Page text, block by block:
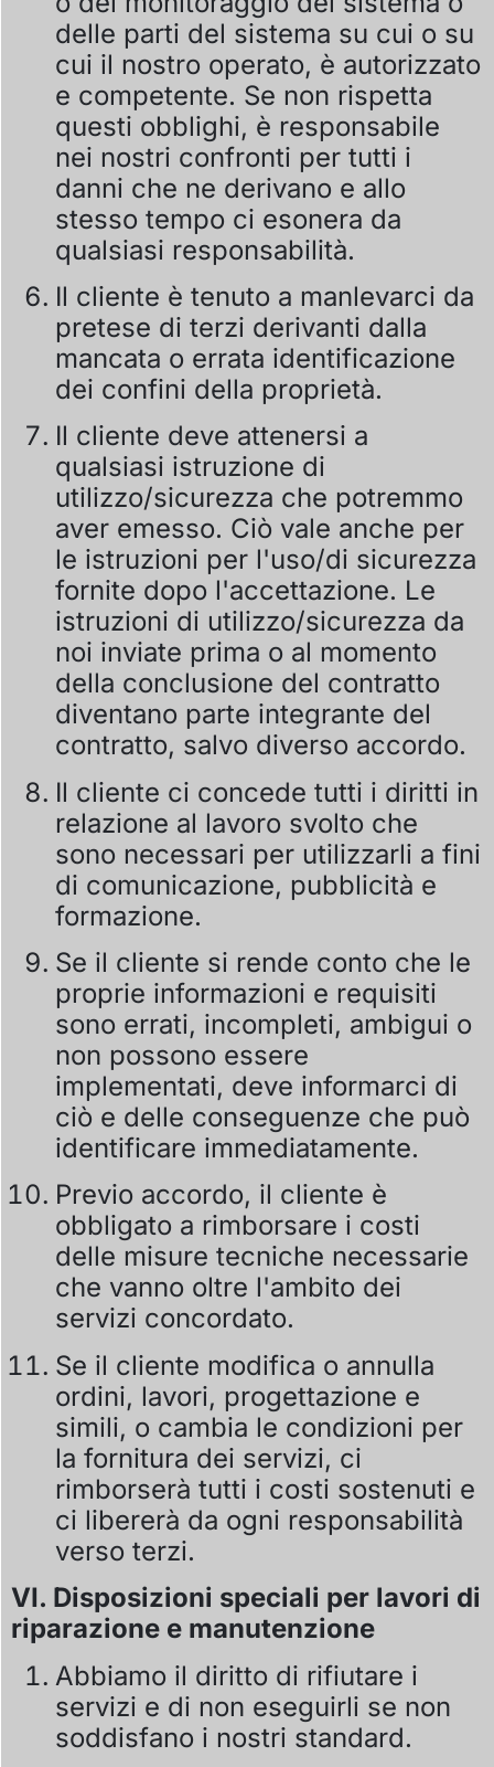
delle parti del sistema su cui o su
cui il nostro operato, è autorizzato
e competente. Se non rispetta
questi obblighi, è responsabile
nei nostri confronti per tutti i
danni che ne derivano e allo
stesso tempo ci esonera da
qualsiasi responsabilità.
Il cliente è tenuto a manlevarci da
pretese di terzi derivanti dalla
mancata o errata identificazione
dei confini della proprietà.
Il cliente deve attenersi a
qualsiasi istruzione di
utilizzo/sicurezza che potremmo
aver emesso. Ciò vale anche per
le istruzioni per l'uso/di sicurezza
fornite dopo l'accettazione. Le
istruzioni di utilizzo/sicurezza da
noi inviate prima o al momento
della conclusione del contratto
diventano parte integrante del
contratto, salvo diverso accordo.
Il cliente ci concede tutti i diritti in
relazione al lavoro svolto che
sono necessari per utilizzarli a fini
di comunicazione, pubblicità e
formazione.
Se il cliente si rende conto che le
proprie informazioni e requisiti
sono errati, incompleti, ambigui o
non possono essere
implementati, deve informarci di
ciò e delle conseguenze che può
identificare immediatamente.
Previo accordo, il cliente è
obbligato a rimborsare i costi
delle misure tecniche necessarie
che vanno oltre l'ambito dei
servizi concordato.
Se il cliente modifica o annulla
ordini, lavori, progettazione e
simili, o cambia le condizioni per
la fornitura dei servizi, ci
rimborserà tutti i costi sostenuti e
ci libererà da ogni responsabilità
verso terzi.
VI. Disposizioni speciali per lavori di
riparazione e manutenzione
Abbiamo il diritto di rifiutare i
servizi e di non eseguirli se non
soddisfano i nostri standard.